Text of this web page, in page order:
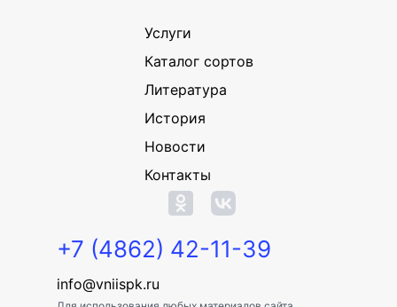
Услуги
Каталог сортов
Литература
История
Новости
Контакты
+7 (4862) 42-11-39
info@vniispk.ru